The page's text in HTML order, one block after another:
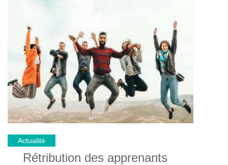
sur le site de la Sécurité sociale.
Actualité
Rétribution des apprenants